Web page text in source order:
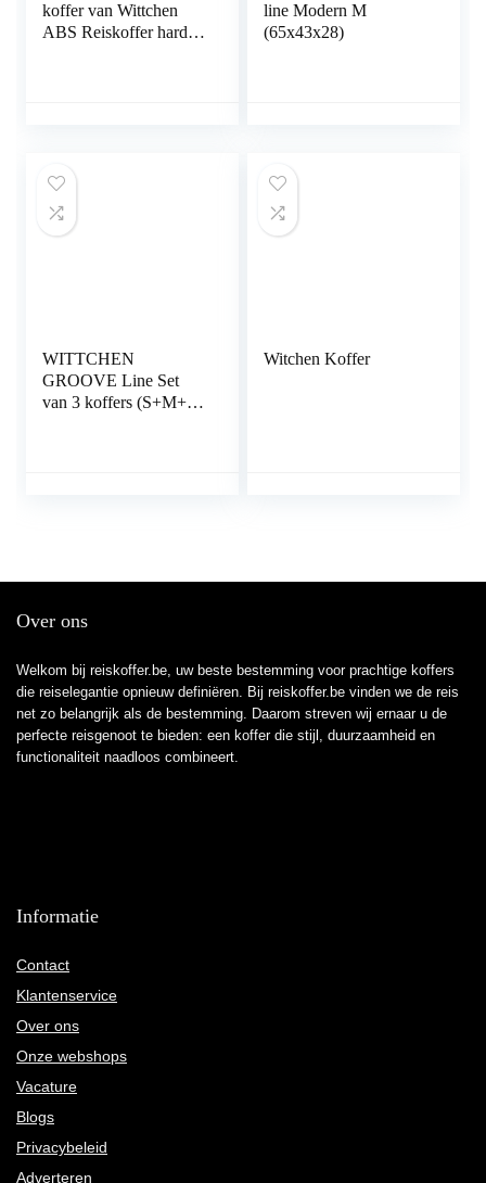
koffer van Wittchen
ABS Reiskoffer harde
line Modern M
(65x43x28)
WITTCHEN
GROOVE Line Set
van 3 koffers (S+M+L)
Witchen Koffer
Over ons
Welkom bij reiskoffer.be, uw beste bestemming voor prachtige koffers
die reiselegantie opnieuw definiëren. Bij reiskoffer.be vinden we de reis
net zo belangrijk als de bestemming. Daarom streven wij ernaar u de
perfecte reisgenoot te bieden: een koffer die stijl, duurzaamheid en
functionaliteit naadloos combineert.
Informatie
Contact
Klantenservice
Over ons
Onze webshops
Vacature
Blogs
Privacybeleid
Adverteren